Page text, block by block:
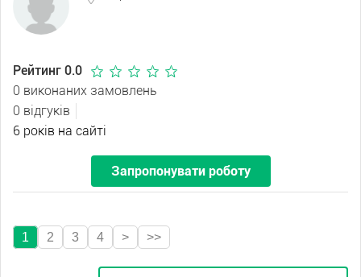
Рейтинг 0.0
0 виконаних замовлень
0 відгуків
6 років на сайті
Запропонувати роботу
1 2 3 4 > >>